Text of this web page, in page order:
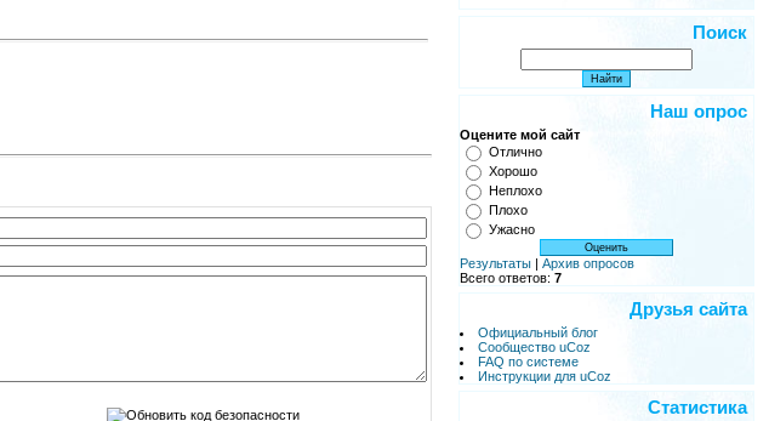
Поиск
Наш опрос
Оцените мой сайт
Отлично
Хорошо
Неплохо
Плохо
Ужасно
Результаты |Архив опросов
Всего ответов:7
Друзья сайта
Официальный блог
Сообщество uCoz
FAQ по системе
Инструкции для uCoz
Статистика